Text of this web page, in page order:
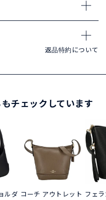
返品特約について
チェックしています
ルダ コーチ アウトレット フェ